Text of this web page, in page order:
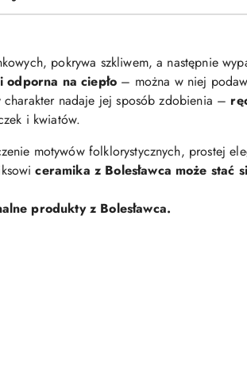
pokrywa szkliwem, a następnie
odporna na ciepło – można w niej
nadaje jej sposób zdobienia –
i kwiatów.
motywów folklorystycznych, prostej
ceramika z Bolesławca może stać
produkty z Bolesławca.